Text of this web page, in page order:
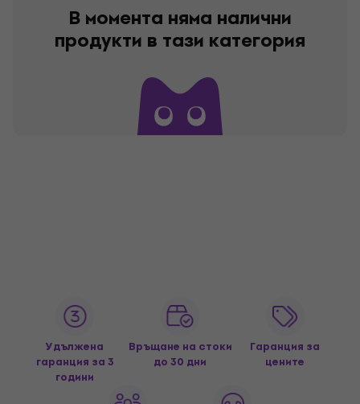
В момента няма налични
продукти в тази категория
Удължена
гаранция за 3
години
Връщане на стоки
до 30 дни
Гаранция за
цените